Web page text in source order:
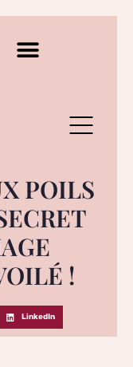
POILS
!
LinkedIn